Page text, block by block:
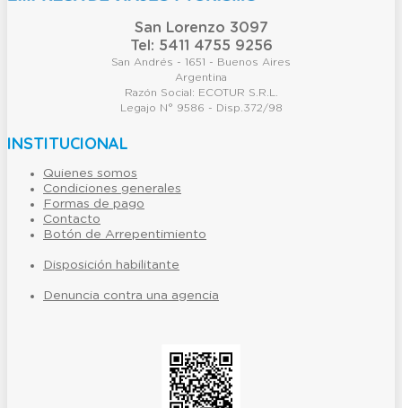
San Lorenzo 3097
Tel: 5411 4755 9256
San Andrés - 1651 - Buenos Aires
Argentina
Razón Social: ECOTUR S.R.L.
Legajo N° 9586 - Disp.372/98
INSTITUCIONAL
Quienes somos
Condiciones generales
Formas de pago
Contacto
Botón de Arrepentimiento
Disposición habilitante
Denuncia contra una agencia